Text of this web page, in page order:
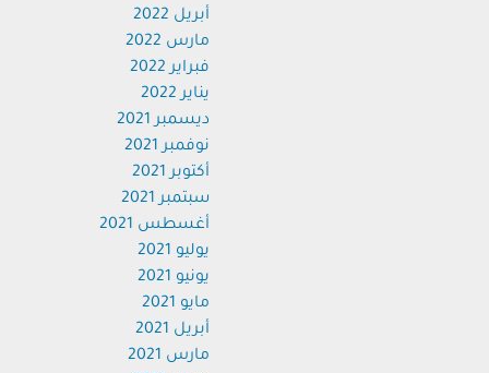
أبريل 2022
مارس 2022
فبراير 2022
يناير 2022
ديسمبر 2021
نوفمبر 2021
أكتوبر 2021
سبتمبر 2021
أغسطس 2021
يوليو 2021
يونيو 2021
مايو 2021
أبريل 2021
مارس 2021